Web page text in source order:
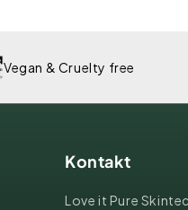
Vegan & Cruelty free
Kontakt
Love it Pure